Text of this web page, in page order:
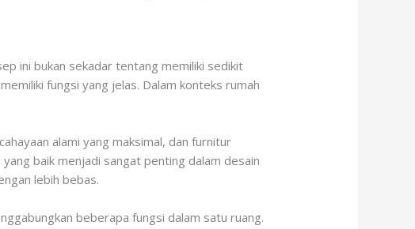
ini bukan sekadar tentang memiliki sedikit
fungsi yang jelas. Dalam konteks rumah
alami yang maksimal, dan furnitur
baik menjadi sangat penting dalam desain
lebih bebas.
beberapa fungsi dalam satu ruang.